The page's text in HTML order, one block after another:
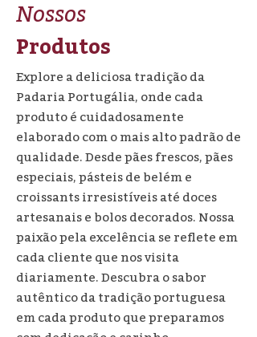
Nossos
Produtos
Explore a deliciosa tradição da
Padaria Portugália, onde cada
produto é cuidadosamente
elaborado com o mais alto padrão de
qualidade. Desde pães frescos, pães
especiais, pásteis de belém e
croissants irresistíveis até doces
artesanais e bolos decorados. Nossa
paixão pela excelência se reflete em
cada cliente que nos visita
diariamente. Descubra o sabor
autêntico da tradição portuguesa
em cada produto que preparamos